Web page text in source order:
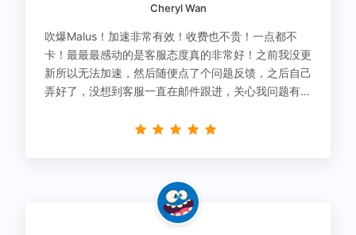
Cheryl Wan
吹爆Malus！加速非常有效！收费也不贵！一点都不
卡！最最最感动的是客服态度真的非常好！之前我没更
新所以无法加速，然后随便点了个问题反馈，之后自己
弄好了，没想到客服一直在邮件跟进，关心我问题有没